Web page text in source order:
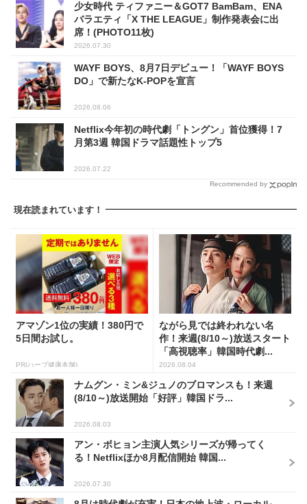
少女時代 ティファニー＆GOT7 BamBam、ENA
バラエティ「X THE LEAGUE」制作発表会に出
席！(PHOTO11枚)
2026.07.30
WAYF BOYS、8月7日デビュー！「WAYF BOYS
DO」で新たなK-POPを宣言
2026.08.06
Netflix今年初の時代劇「トングン」首位獲得！7
月第3週 韓国ドラマ話題性トップ5
2026.07.22
Recommended by
現在読まれています！
アマゾン1位の実績！380円で
5日間お試し。
PR(ハーブ健康本舗)
ながら見では終われない名
作！来週(8/10～)放送スタート
「高視聴率」韓国時代劇...
2026.08.04
ナムグン・ミン&ジュノのブロマンスも！来週
(8/10～)放送開始「好評」韓国ドラ...
2026.08.03
アン・ボヒョン主演人気シリーズが帰ってく
る！Netflixほか8月配信開始 韓国...
2026.07.30